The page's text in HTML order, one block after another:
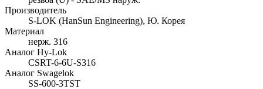
Производитель
S-LOK (HanSun Engineering), Ю. Корея
Материал
нерж. 316
Аналог Hy-Lok
CSRT-6-6U-S316
Аналог Swagelok
SS-600-3TST